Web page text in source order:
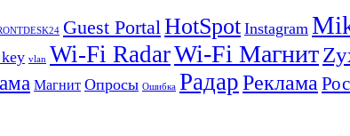
Guest PortalHotSpot Instagram
vlan Wi-Fi RadarWi-Fi Магнит
Магнит Опросы Ошибка РадарРеклама